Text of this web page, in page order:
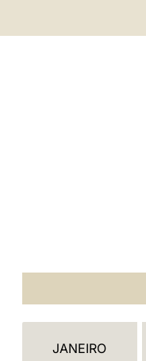
JANEIRO